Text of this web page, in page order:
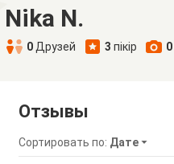
Nika N.
0 Друзей 3 пікір 0
Отзывы
Сортировать по: Дате